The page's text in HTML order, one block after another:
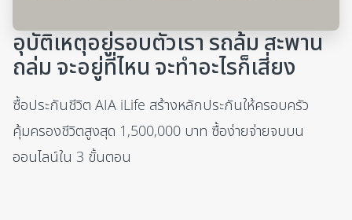
อุบัติเหตุอยู่รอบตัวเรา รถล้ม สะพาน
ถล่ม จะอยู่ที่ไหน จะทำอะไรก็เสี่ยง
ซื้อประกันชีวิต AIA iLife สร้างหลักประกันให้ครอบครัว
คุ้มครองชีวิตสูงสุด 1,500,000 บาท ซื้อง่ายจ่ายจบบน
ออนไลน์ใน 3 ขั้นตอน